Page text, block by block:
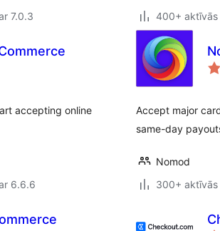
7.0.3
400+ aktīvās
accepting online
6.6.6
Accept major
same-day
Nomod
300+ aktīvās